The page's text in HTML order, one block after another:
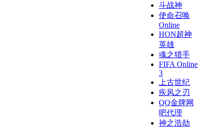
斗战神
使命召唤
Online
HON超神
英雄
魂之猎手
FIFA Online
3
上古世纪
疾风之刃
QQ金牌网
吧代理
神之浩劫